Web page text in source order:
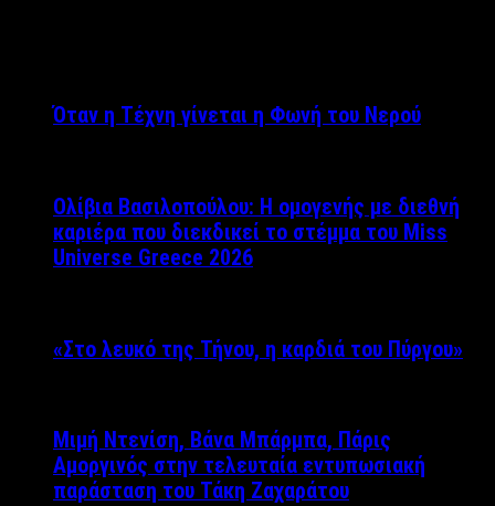
Όταν η Τέχνη γίνεται η Φωνή του Νερού
Ολίβια Βασιλοπούλου: Η ομογενής με διεθνή
καριέρα που διεκδικεί το στέμμα του Miss
Universe Greece 2026
«Στο λευκό της Τήνου, η καρδιά του Πύργου»
Μιμή Ντενίση, Βάνα Μπάρμπα, Πάρις
Αμοργινός στην τελευταία εντυπωσιακή
παράσταση του Τάκη Ζαχαράτου